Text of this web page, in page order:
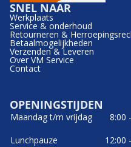
SNEL NAAR
Werkplaats
Service & onderhoud
Retourneren &
Betaalmogelijkheden
Verzenden & Leveren
Over VM Service
Contact
OPENINGSTIJDEN
Maandag t/m vrijdag
8:00
Lunchpauze
12:00